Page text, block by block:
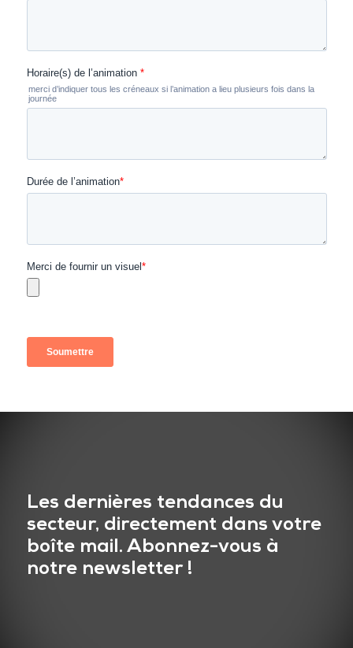
Les dernières tendances du
secteur, directement dans votre
boîte mail. Abonnez-vous à
notre newsletter !